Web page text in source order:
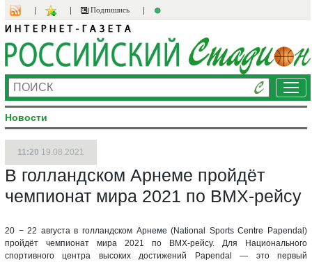
Подпишись
Новости
11:20 19.08.2021
В голландском Арнеме пройдёт
чемпионат мира 2021 по BMX-рейсу
20 − 22 августа в голландском Арнеме (National Sports Centre Papendal)
пройдёт чемпионат мира 2021 по BMX-рейсу. Для Национального
спортивного центра высоких достижений Papendal — это первый